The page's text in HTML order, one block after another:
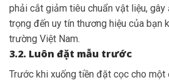
phải cắt giảm tiêu chuẩn vật liệu, gây
trọng đến uy tín thương hiệu của bạn
trường Việt Nam.
3.2. Luôn đặt mẫu trước
Trước khi xuống tiền đặt cọc cho một